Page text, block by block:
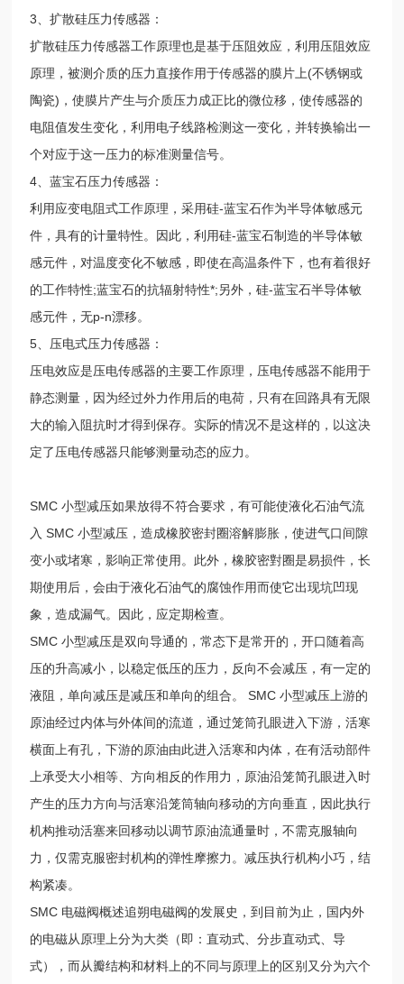
3、扩散硅压力传感器：
扩散硅压力传感器工作原理也是基于压阻效应，利用压阻效应
原理，被测介质的压力直接作用于传感器的膜片上(不锈钢或
陶瓷)，使膜片产生与介质压力成正比的微位移，使传感器的
电阻值发生变化，利用电子线路检测这一变化，并转换输出一
个对应于这一压力的标准测量信号。
4、蓝宝石压力传感器：
利用应变电阻式工作原理，采用硅-蓝宝石作为半导体敏感元
件，具有的计量特性。因此，利用硅-蓝宝石制造的半导体敏
感元件，对温度变化不敏感，即使在高温条件下，也有着很好
的工作特性;蓝宝石的抗辐射特性*;另外，硅-蓝宝石半导体敏
感元件，无p-n漂移。
5、压电式压力传感器：
压电效应是压电传感器的主要工作原理，压电传感器不能用于
静态测量，因为经过外力作用后的电荷，只有在回路具有无限
大的输入阻抗时才得到保存。实际的情况不是这样的，以这决
定了压电传感器只能够测量动态的应力。
SMC 小型减压如果放得不符合要求，有可能使液化石油气流
入 SMC 小型减压，造成橡胶密封圈溶解膨胀，使进气口间隙
变小或堵寒，影响正常使用。此外，橡胶密對圈是易损件，长
期使用后，会由于液化石油气的腐蚀作用而使它出现坑凹现
象，造成漏气。因此，应定期检查。
SMC 小型减压是双向导通的，常态下是常开的，开口随着高
压的升高减小，以稳定低压的压力，反向不会减压，有一定的
液阻，单向减压是减压和单向的组合。 SMC 小型减压上游的
原油经过内体与外体间的流道，通过笼筒孔眼进入下游，活寒
横面上有孔，下游的原油由此进入活寒和内体，在有活动部件
上承受大小相等、方向相反的作用力，原油沿笼简孔眼进入时
产生的压力方向与活寒沿笼筒轴向移动的方向垂直，因此执行
机构推动活塞来回移动以调节原油流通量时，不需克服轴向
力，仅需克服密封机构的弹性摩擦力。减压执行机构小巧，结
构紧凑。
SMC 电磁阀概述追朔电磁阀的发展史，到目前为止，国内外
的电磁从原理上分为大类（即：直动式、分步直动式、导
式），而从瓣结构和材料上的不同与原理上的区别又分为六个